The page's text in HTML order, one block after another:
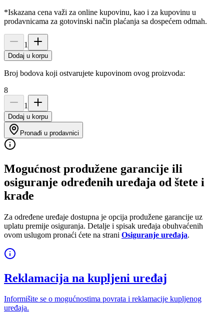
*Iskazana cena važi za online kupovinu, kao i za kupovinu u
prodavnicama za gotovinski način plaćanja sa dospećem odmah.
1
Dodaj u korpu
Broj bodova koji ostvarujete kupovinom ovog proizvoda:
8
1
Dodaj u korpu
Pronađi u prodavnici
Mogućnost produžene garancije ili
osiguranje određenih uređaja od štete i
krađe
Za određene uređaje dostupna je opcija produžene garancije uz
uplatu premije osiguranja. Detalje i spisak uređaja obuhvaćenih
ovom uslugom pronaći ćete na strani Osiguranje uređaja.
Reklamacija na kupljeni uređaj
Informišite se o mogućnostima povrata i reklamacije kupljenog
uređaja.